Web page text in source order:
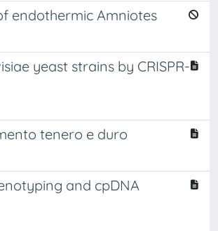
endothermic Amniotes
yeast strains by CRISPR-
tenero e duro
and cpDNA